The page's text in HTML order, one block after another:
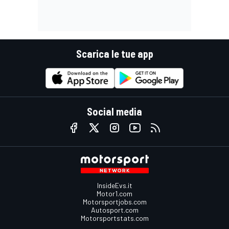
Scarica le tue app
Social media
InsideEvs.it
Motor1.com
Motorsportjobs.com
Autosport.com
Motorsportstats.com